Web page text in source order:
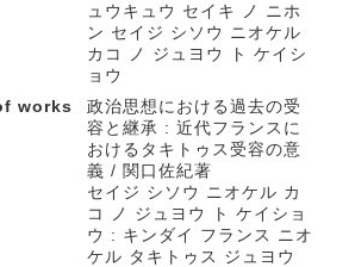
ュウキュウ セイキ ノ ニホ
ン セイジ シソウ ニオケル
カコ ノ ジュヨウ ト ケイシ
ョウ
works
政治思想における過去の受
容と継承 : 近代フランスに
おけるタキトゥス受容の意
義 / 関口佐紀著
セイジ シソウ ニオケル カ
コ ノ ジュヨウ ト ケイショ
ウ : キンダイ フランス ニオ
ケル タキトゥス ジュヨウ